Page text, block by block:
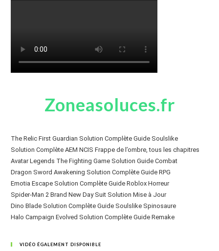
Zoneasoluces.fr
The Relic First Guardian Solution Complète Guide Soulslike
Solution Complète AEM NCIS Frappe de l’ombre, tous les chapitres
Avatar Legends The Fighting Game Solution Guide Combat
Dragon Sword Awakening Solution Complète Guide RPG
Emotia Escape Solution Complète Guide Roblox Horreur
Spider-Man 2 Brand New Day Suit Solution Mise à Jour
Dino Blade Solution Complète Guide Soulslike Spinosaure
Halo Campaign Evolved Solution Complète Guide Remake
VIDÉO ÉGALEMENT DISPONIBLE